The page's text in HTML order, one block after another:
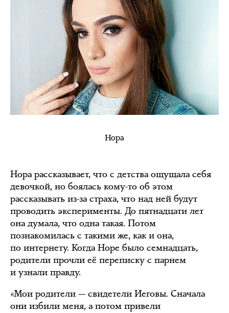
Нора
Нора рассказывает, что с детства ощущала себя
девочкой, но боялась кому-то об этом
рассказывать из-за страха, что над ней будут
проводить эксперименты. До пятнадцати лет
она думала, что одна такая. Потом
познакомилась с такими же, как и она,
по интернету. Когда Норе было семнадцать,
родители прочли её переписку с парнем
и узнали правду.
«Мои родители — свидетели Иеговы. Сначала
они избили меня, а потом привели